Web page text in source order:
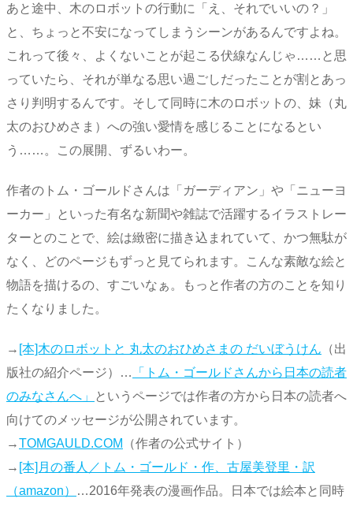
あと途中、木のロボットの行動に「え、それでいいの？」
と、ちょっと不安になってしまうシーンがあるんですよね。
これって後々、よくないことが起こる伏線なんじゃ……と思
っていたら、それが単なる思い過ごしだったことが割とあっ
さり判明するんです。そして同時に木のロボットの、妹（丸
太のおひめさま）への強い愛情を感じることになるとい
う……。この展開、ずるいわー。
作者のトム・ゴールドさんは「ガーディアン」や「ニューヨ
ーカー」といった有名な新聞や雑誌で活躍するイラストレー
ターとのことで、絵は緻密に描き込まれていて、かつ無駄が
なく、どのページもずっと見てられます。こんな素敵な絵と
物語を描けるの、すごいなぁ。もっと作者の方のことを知り
たくなりました。
→ [本]木のロボットと 丸太のおひめさまの だいぼうけん （出
版社の紹介ページ）…
「トム・ゴールドさんから日本の読者
のみなさんへ」
というページでは作者の方から日本の読者へ
向けてのメッセージが公開されています。
→TOMGAULD.COM
（作者の公式サイト）
→ [本]月の番人／トム・ゴールド・作、古屋美登里・訳
（amazon）
…2016年発表の漫画作品。日本では絵本と同時